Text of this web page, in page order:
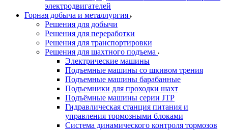
электродвигателей
Горная добыча и металлургия
Решения для добычи
Решения для переработки
Решения для транспортировки
Решения для шахтного подъема
Электрические машины
Подъемные машины со шкивом трения
Подъемные машины барабанные
Подъемники для проходки шахт
Подъёмные машины серии JTP
Гидравлическая станция питания и
управления тормозными блоками
Система динамического контроля тормозов